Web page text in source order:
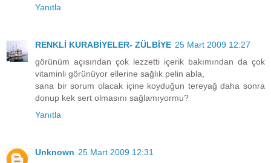
Yanıtla
RENKLİ KURABİYELER- ZÜLBİYE 25 Mart 2009 12:27
görünüm açısından çok lezzetti içerik bakımından da çok
vitaminli görünüyor ellerine sağlık pelin abla,
sana bir sorum olacak içine koyduğun tereyağ daha sonra
donup kek sert olmasını sağlamıyormu?
Yanıtla
Unknown 25 Mart 2009 12:31